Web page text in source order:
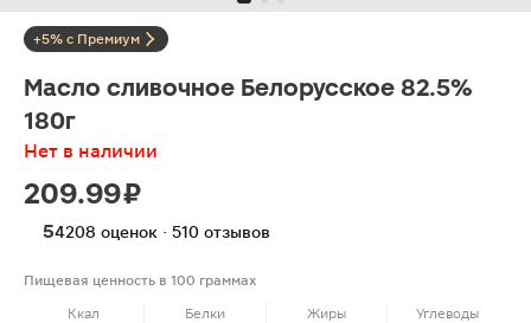
+5% с Премиум
Масло сливочное Белорусское 82.5%
180г
Нет в наличии
209.99 ₽
54208 оценок · 510 отзывов
Пищевая ценность в 100 граммах
Ккал
Белки Жиры Углеводы